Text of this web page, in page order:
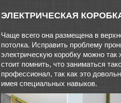
ЭЛЕКТРИЧЕСКАЯ
Чаще всего она размещена в
потолка. Исправить проблему
электрическую коробку можно так
стоит помнить, что заниматься
профессионал, так как это
имея специальных навыков.